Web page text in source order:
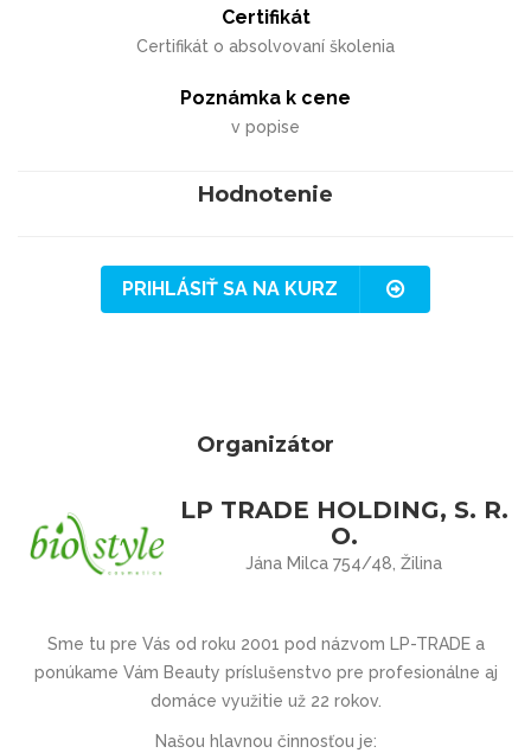
Certifikát
Certifikát o absolvovaní školenia
Poznámka k cene
v popise
Hodnotenie
PRIHLÁSIŤ SA NA KURZ
Organizátor
LP TRADE HOLDING, S. R.
O.
Jána Milca 754/48, Žilina
Sme tu pre Vás od roku 2001 pod názvom LP-TRADEa
ponúkame Vám Beauty príslušenstvo pre profesionálne aj
domáce využitie už 22 rokov.
Našou hlavnou činnosťou je: